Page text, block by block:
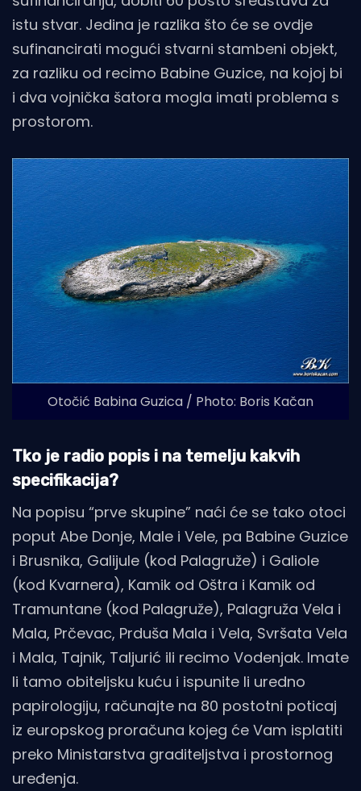
istu stvar. Jedina je razlika što će se ovdje
sufinancirati mogući stvarni stambeni objekt,
za razliku od recimo Babine Guzice, na kojoj bi
i dva vojnička šatora mogla imati problema s
prostorom.
Otočić Babina Guzica / Photo: Boris Kačan
Tko je radio popis i na temelju kakvih
specifikacija?
Na popisu “prve skupine” naći će se tako otoci
poput Abe Donje, Male i Vele, pa Babine Guzice
i Brusnika, Galijule (kod Palagruže) i Galiole
(kod Kvarnera), Kamik od Oštra i Kamik od
Tramuntane (kod Palagruže), Palagruža Vela i
Mala, Prčevac, Prduša Mala i Vela, Svršata Vela
i Mala, Tajnik, Taljurić ili recimo Vodenjak. Imate
li tamo obiteljsku kuću i ispunite li uredno
papirologiju, računajte na 80 postotni poticaj
iz europskog proračuna kojeg će Vam isplatiti
preko Ministarstva graditeljstva i prostornog
uređenja.